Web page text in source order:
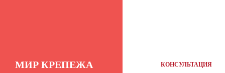
МИР КРЕПЕЖА КОНСУЛЬТАЦИЯ